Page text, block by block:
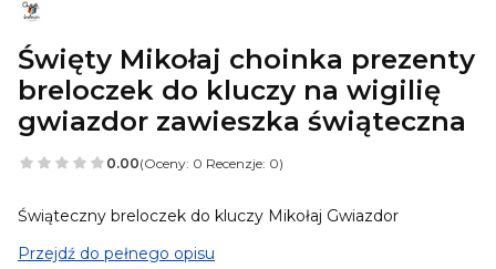
Święty Mikołaj choinka prezenty
breloczek do kluczy na wigilię
gwiazdor zawieszka świąteczna
0.00(Oceny: 0 Recenzje: 0)
Świąteczny breloczek do kluczy Mikołaj Gwiazdor
Przejdź do pełnego opisu